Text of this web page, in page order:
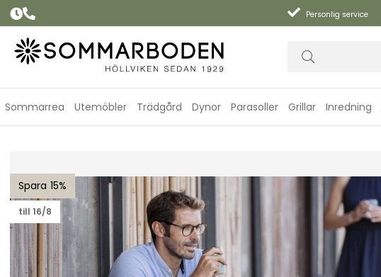
Personlig service
Sommarrea Utemöbler Trädgård Dynor Parasoller Grillar Inredning
15
till 16/8